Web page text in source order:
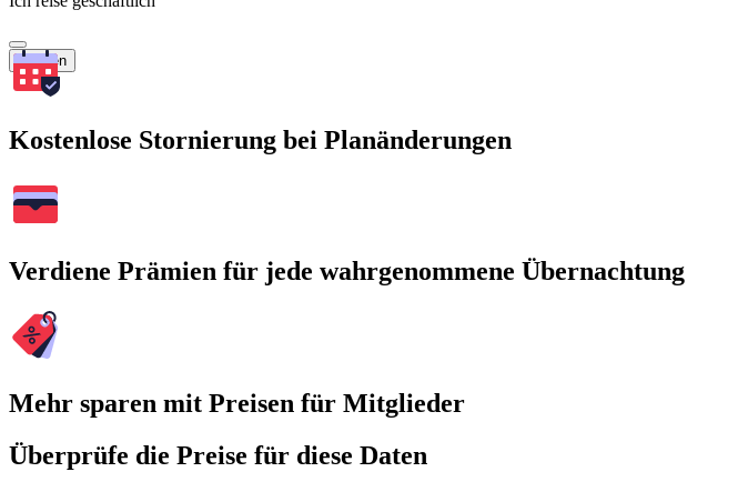
Suchen
Kostenlose Stornierung bei Planänderungen
Verdiene Prämien für jede wahrgenommene Übernachtung
Mehr sparen mit Preisen für Mitglieder
Überprüfe die Preise für diese Daten